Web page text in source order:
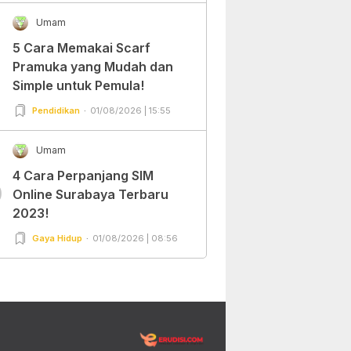
Umam
5 Cara Memakai Scarf
Pramuka yang Mudah dan
Simple untuk Pemula!
Pendidikan 01/08/2026 | 15:55
Umam
4 Cara Perpanjang SIM
Online Surabaya Terbaru
2023!
Gaya Hidup 01/08/2026 | 08:56